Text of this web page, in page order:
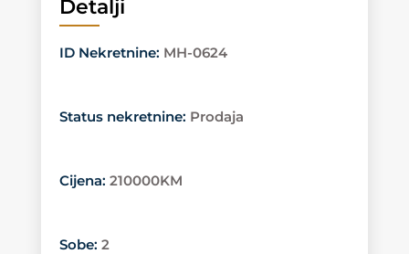
Detalji
ID Nekretnine: MH-0624
Status nekretnine: Prodaja
Cijena: 210000KM
Sobe: 2